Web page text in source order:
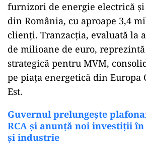
furnizori de energie electrică și
din România, cu aproape 3,4
clienți. Tranzacția, evaluată la
de milioane de euro,
strategică pentru MVM,
pe piața energetică din Europa
Est.
Guvernul prelungește
RCA și anunță noi investiții
și industrie